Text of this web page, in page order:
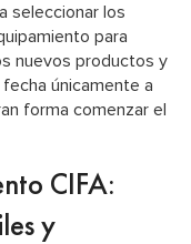
seleccionar los
para
nuevos productos y
únicamente a
forma comenzar el
CIFA:
y